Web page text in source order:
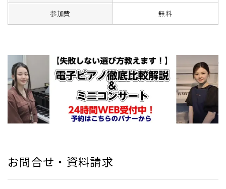
参加費 無料
お問合せ・資料請求